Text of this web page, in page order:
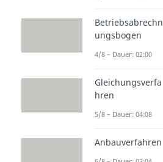
Betriebsabrechn
ungsbogen
4/8 – Dauer: 02:00
Gleichungsverfa
hren
5/8 – Dauer: 04:08
Anbauverfahren